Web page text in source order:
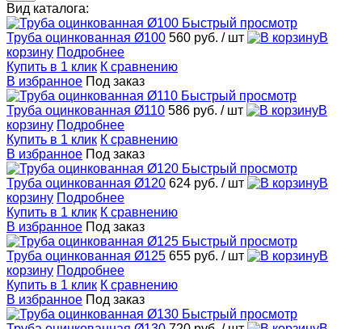
Вид каталога:
Быстрый просмотр
Труба оцинкованная Ø100 560 руб. / шт
В
корзину Подробнее
Купить в 1 клик К сравнению
В избранное Под заказ
Быстрый просмотр
Труба оцинкованная Ø110 586 руб. / шт
В
корзину Подробнее
Купить в 1 клик К сравнению
В избранное Под заказ
Быстрый просмотр
Труба оцинкованная Ø120 624 руб. / шт
В
корзину Подробнее
Купить в 1 клик К сравнению
В избранное Под заказ
Быстрый просмотр
Труба оцинкованная Ø125 655 руб. / шт
В
корзину Подробнее
Купить в 1 клик К сравнению
В избранное Под заказ
Быстрый просмотр